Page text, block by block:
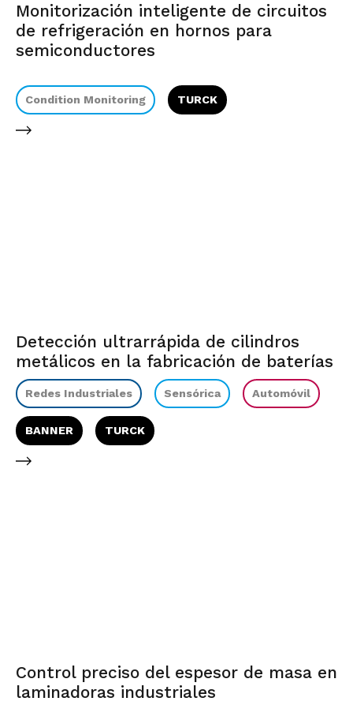
Monitorización inteligente de circuitos
de refrigeración en hornos para
semiconductores
Condition Monitoring TURCK
Detección ultrarrápida de cilindros
metálicos en la fabricación de baterías
Redes Industriales Sensórica Automóvil
BANNER TURCK
Control preciso del espesor de masa en
laminadoras industriales